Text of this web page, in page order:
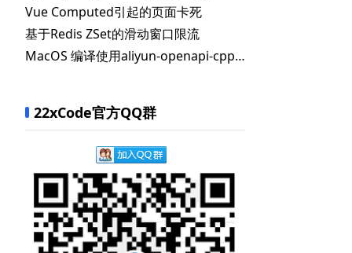
getExecutorHandler(
终止掉
Vue Computed引起的页面卡死
基于Redis ZSet的滑动窗口限流
MacOS 编译使用aliyun-openapi-cpp-sdk
22xCode官方QQ群